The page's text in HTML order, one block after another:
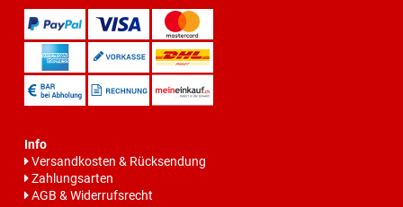
Info
Versandkosten & Rücksendung
Zahlungsarten
AGB & Widerrufsrecht